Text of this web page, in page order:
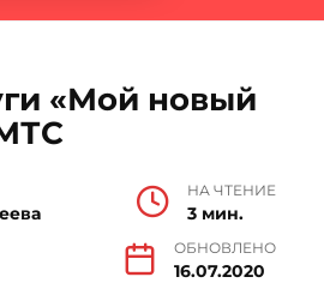
«Мой новый
НА ЧТЕНИЕ
3 мин.
ОБНОВЛЕНО
16.07.2020